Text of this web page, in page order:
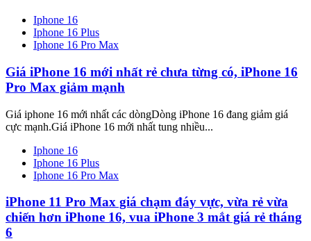
Iphone 16
Iphone 16 Plus
Iphone 16 Pro Max
Giá iPhone 16 mới nhất rẻ chưa từng có, iPhone 16
Pro Max giảm mạnh
Giá iphone 16 mới nhất các dòngDòng iPhone 16 đang giảm giá
cực mạnh.Giá iPhone 16 mới nhất tung nhiều...
Iphone 16
Iphone 16 Plus
Iphone 16 Pro Max
iPhone 11 Pro Max giá chạm đáy vực, vừa rẻ vừa
chiến hơn iPhone 16, vua iPhone 3 mắt giá rẻ tháng
6